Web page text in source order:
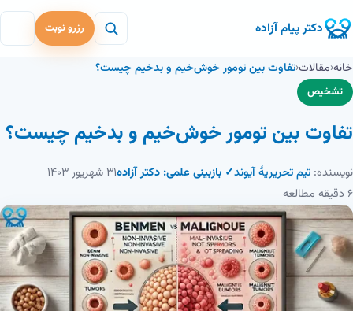
دکتر پیام آزاده رزرو نوبت
خانه‹مقالات‹تفاوت بین تومور خوش‌خیم و بدخیم چیست؟
تشخیص
تفاوت بین تومور خوش‌خیم و بدخیم چیست؟
نویسنده: تیم تحریریهٔ آیوند✓ بازبینی علمی: دکتر آزاده۳۱ شهریور ۱۴۰۳